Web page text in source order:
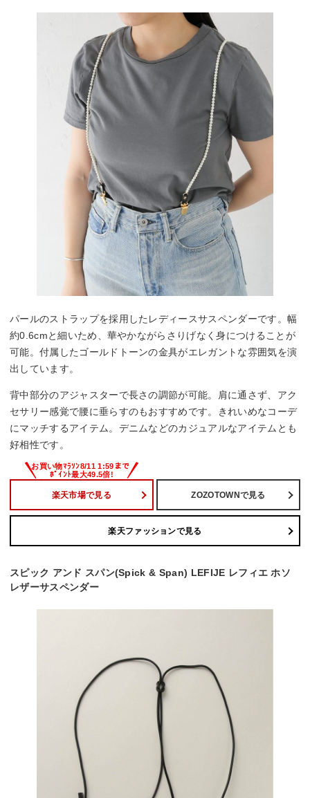
パールのストラップを採用したレディースサスペンダーです。幅
約0.6cmと細いため、華やかながらさりげなく身につけることが
可能。付属したゴールドトーンの金具がエレガントな雰囲気を演
出しています。
背中部分のアジャスターで長さの調節が可能。肩に通さず、アク
セサリー感覚で腰に垂らすのもおすすめです。きれいめなコーデ
にマッチするアイテム。デニムなどのカジュアルなアイテムとも
好相性です。
楽天市場で見る ZOZOTOWNで見る
楽天ファッションで見る
スピック アンド スパン(Spick & Span) LEFIJE レフィエ ホソ
レザーサスペンダー